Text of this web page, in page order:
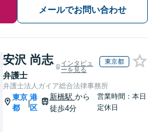
メールでお問い合わせ
安沢 尚志
弁護士
インタビュ
ーを見る
東京都
弁護士法人ガイア総合法律事務所
東京
都
|
港
区
新橋駅 から
徒歩4分
営業時間：本日
定休日